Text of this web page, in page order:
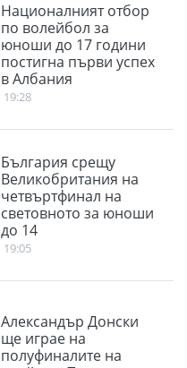
Националният отбор
по волейбол за
юноши до 17 години
постигна първи успех
в Албания
19:28
България срещу
Великобритания на
четвъртфинал на
световното за юноши
до 14
19:05
Александър Донски
ще играе на
полуфиналите на